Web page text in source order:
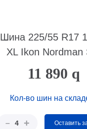
Шина 225/55 R17
XL Ikon Nordman
11 890 q
Кол-во шин на
– 4 + Оставить